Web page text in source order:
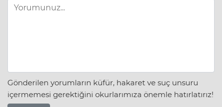
Gönderilen yorumların küfür, hakaret ve suç unsuru
içermemesi gerektiğini okurlarımıza önemle hatırlatırız!